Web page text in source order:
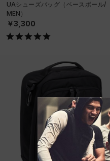
UAシューズバッグ（ベースボール/
MEN）
￥3,300